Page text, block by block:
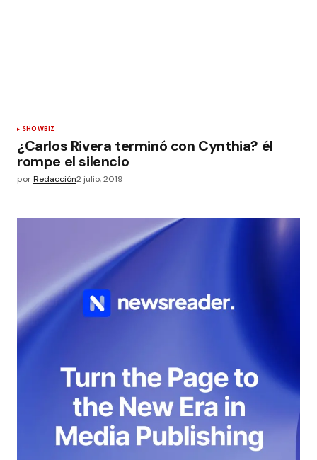
SHOWBIZ
¿Carlos Rivera terminó con Cynthia? él
rompe el silencio
porRedacción2 julio, 2019